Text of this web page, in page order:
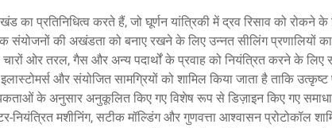
का प्रतिनिधित्व करते हैं, जो घूर्णन यांत्रिकी में द्रव रिसाव को
संयोजनों की अखंडता को बनाए रखने के लिए उन्नत सीलिंग प्रणालियों
ओर तरल, गैस और अन्य पदार्थों के प्रवाह को नियंत्रित करने के लिए
और संयोजित सामग्रियों को शामिल किया जाता है ताकि
के अनुसार अनुकूलित किए गए विशेष रूप से डिज़ाइन किए गए समाधान
मशीनिंग, सटीक मॉल्डिंग और गुणवत्ता आश्वासन प्रोटोकॉल